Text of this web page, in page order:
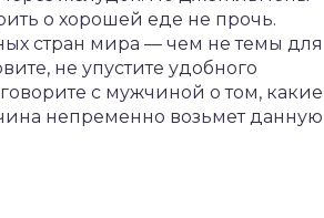
о хорошей еде не прочь.
стран мира — чем не темы для
не упустите удобного
с мужчиной о том, какие
непременно возьмет данную